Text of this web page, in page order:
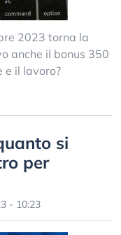
2023 torna la
anche il bonus 350
e il lavoro?
si
per
- 10:23